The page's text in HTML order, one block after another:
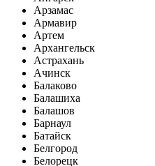
Арзамас
Армавир
Артем
Архангельск
Астрахань
Ачинск
Балаково
Балашиха
Балашов
Барнаул
Батайск
Белгород
Белорецк